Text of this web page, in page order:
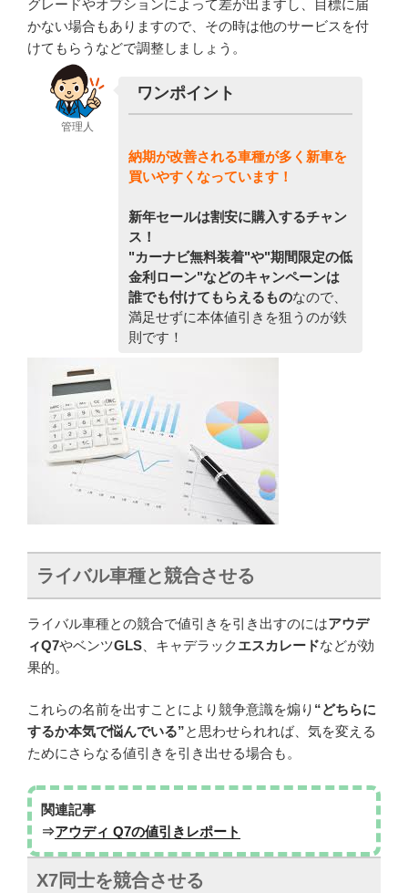
グレードやオプションによって差が出ますし、目標に届
かない場合もありますので、その時は他のサービスを付
けてもらうなどで調整しましょう。
管理人
ワンポイント
納期が改善される車種が多く新車を
買いやすくなっています！
新年セールは割安に購入するチャン
ス！
"カーナビ無料装着"や"期間限定の低
金利ローン"などのキャンペーンは
誰でも付けてもらえるものなので、
満足せずに本体値引きを狙うのが鉄
則です！
ライバル車種と競合させる
ライバル車種との競合で値引きを引き出すのにはアウデ
ィQ7やベンツGLS 、キャデラックエスカレードなどが効
果的。
これらの名前を出すことにより競争意識を煽り “どちらに
するか本気で悩んでいる”と思わせられれば、気を変える
ためにさらなる値引きを引き出せる場合も。
関連記事
⇒アウディ Q7の値引きレポート
X7同士を競合させる